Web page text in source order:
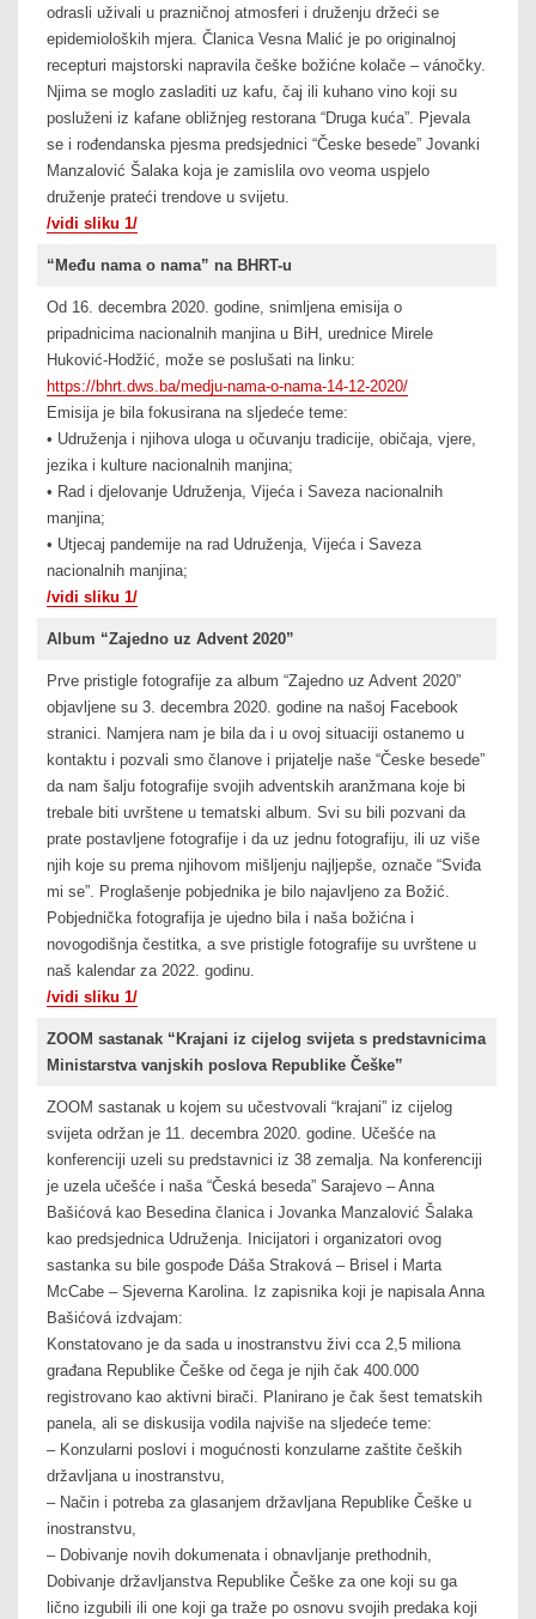
odrasli uživali u prazničnoj atmosferi i druženju držeći se
epidemioloških mjera. Članica Vesna Malić je po originalnoj
recepturi majstorski napravila češke božićne kolače – vánočky.
Njima se moglo zasladiti uz kafu, čaj ili kuhano vino koji su
posluženi iz kafane obližnjeg restorana “Druga kuća”. Pjevala
se i rođendanska pjesma predsjednici “Česke besede” Jovanki
Manzalović Šalaka koja je zamislila ovo veoma uspjelo
druženje prateći trendove u svijetu.
/vidi sliku 1/
“Među nama o nama” na BHRT-u
Od 16. decembra 2020. godine, snimljena emisija o
pripadnicima nacionalnih manjina u BiH, urednice Mirele
Huković-Hodžić, može se poslušati na linku:
https://bhrt.dws.ba/medju-nama-o-nama-14-12-2020/
Emisija je bila fokusirana na sljedeće teme:
• Udruženja i njihova uloga u očuvanju tradicije, običaja, vjere,
jezika i kulture nacionalnih manjina;
• Rad i djelovanje Udruženja, Vijeća i Saveza nacionalnih
manjina;
• Utjecaj pandemije na rad Udruženja, Vijeća i Saveza
nacionalnih manjina;
/vidi sliku 1/
Album “Zajedno uz Advent 2020”
Prve pristigle fotografije za album “Zajedno uz Advent 2020”
objavljene su 3. decembra 2020. godine na našoj Facebook
stranici. Namjera nam je bila da i u ovoj situaciji ostanemo u
kontaktu i pozvali smo članove i prijatelje naše “Česke besede”
da nam šalju fotografije svojih adventskih aranžmana koje bi
trebale biti uvrštene u tematski album. Svi su bili pozvani da
prate postavljene fotografije i da uz jednu fotografiju, ili uz više
njih koje su prema njihovom mišljenju najljepše, označe “Sviđa
mi se”. Proglašenje pobjednika je bilo najavljeno za Božić.
Pobjednička fotografija je ujedno bila i naša božićna i
novogodišnja čestitka, a sve pristigle fotografije su uvrštene u
naš kalendar za 2022. godinu.
/vidi sliku 1/
ZOOM sastanak “Krajani iz cijelog svijeta s predstavnicima
Ministarstva vanjskih poslova Republike Češke”
ZOOM sastanak u kojem su učestvovali “krajani” iz cijelog
svijeta održan je 11. decembra 2020. godine. Učešće na
konferenciji uzeli su predstavnici iz 38 zemalja. Na konferenciji
je uzela učešće i naša “Česká beseda” Sarajevo – Anna
Bašićová kao Besedina članica i Jovanka Manzalović Šalaka
kao predsjednica Udruženja. Inicijatori i organizatori ovog
sastanka su bile gospođe Dáša Straková – Brisel i Marta
McCabe – Sjeverna Karolina. Iz zapisnika koji je napisala Anna
Bašićová izdvajam:
Konstatovano je da sada u inostranstvu živi cca 2,5 miliona
građana Republike Češke od čega je njih čak 400.000
registrovano kao aktivni birači. Planirano je čak šest tematskih
panela, ali se diskusija vodila najviše na sljedeće teme:
– Konzularni poslovi i mogućnosti konzularne zaštite čeških
državljana u inostranstvu,
– Način i potreba za glasanjem državljana Republike Češke u
inostranstvu,
– Dobivanje novih dokumenata i obnavljanje prethodnih,
Dobivanje državljanstva Republike Češke za one koji su ga
lično izgubili ili one koji ga traže po osnovu svojih predaka koji